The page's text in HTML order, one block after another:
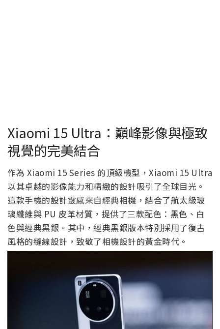
Xiaomi 15 Ultra：巔峰影像與極致
視覺的完美結合
作為 Xiaomi 15 Series 的頂級機型，Xiaomi 15 Ultra
以其卓越的影像能力和精緻的設計吸引了全球目光。
這款手機的設計靈感來自經典相機，結合了航太級玻
璃纖維與 PU 皮革材質，提供了三款配色：黑色、白
色與經典黑銀。其中，經典黑銀版本特別採用了復古
風格的縫線設計，致敬了相機設計的黃金時代。